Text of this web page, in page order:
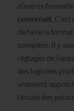
d’autres
convenait .
de faire la
complète. Il y
réglages de
des logiciels
vraiment
l’étude des